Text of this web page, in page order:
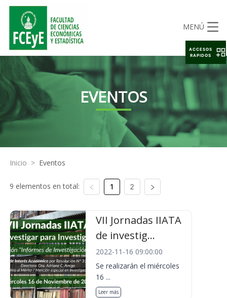
MENÚ
EVENTOS
Inicio > Eventos
9 elementos en total: 1 2
VII Jornadas IIATA
de investig...
2022-11-16 09:00:00
Se realizarán el miércoles
16 ...
Leer más
ACCESOS
RAPIDOS